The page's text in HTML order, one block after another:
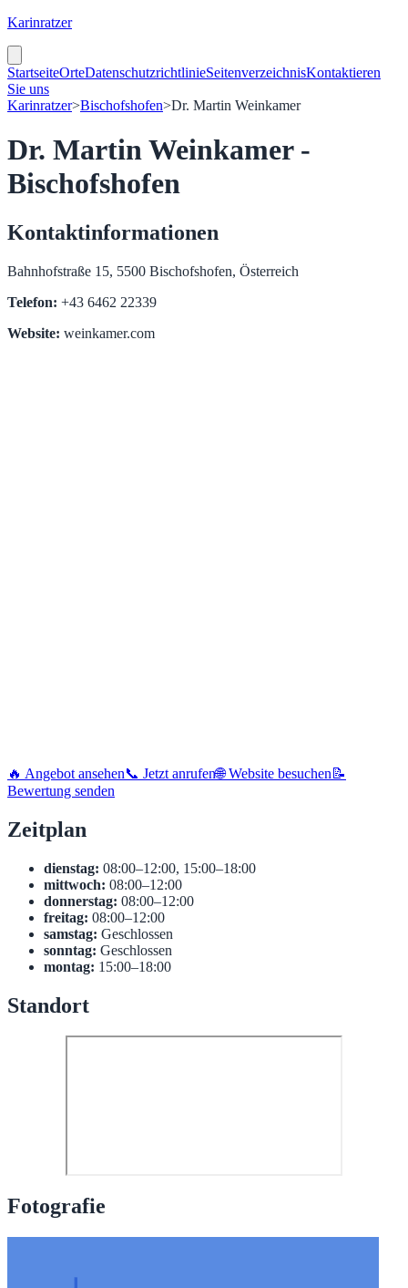
Karinratzer
StartseiteOrteDatenschutzrichtlinieSeitenverzeichnisKontaktieren
Sie uns
Karinratzer>Bischofshofen>Dr. Martin Weinkamer
Dr. Martin Weinkamer -
Bischofshofen
Kontaktinformationen
Bahnhofstraße 15, 5500 Bischofshofen, Österreich
Telefon: +43 6462 22339
Website: weinkamer.com
🔥 Angebot ansehen📞 Jetzt anrufen🌐 Website besuchen 📝
Bewertung senden
Zeitplan
dienstag: 08:00–12:00, 15:00–18:00
mittwoch: 08:00–12:00
donnerstag: 08:00–12:00
freitag: 08:00–12:00
samstag: Geschlossen
sonntag: Geschlossen
montag: 15:00–18:00
Standort
Fotografie